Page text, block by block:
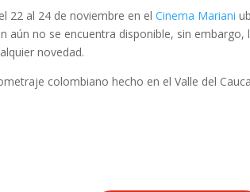
22 al 24 de noviembre en elCinema Mariani
aún no se encuentra disponible, sin
novedad.
colombiano hecho en el Valle del